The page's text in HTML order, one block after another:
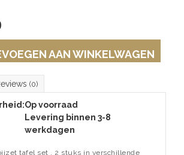
AAN WINKELWAGEN
(0)
Op voorraad
Levering binnen 3-8
werkdagen
tafel set , 2 stuks in verschillende